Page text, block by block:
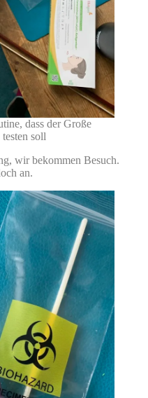
dass der Große
soll
wir bekommen Besuch.
an.